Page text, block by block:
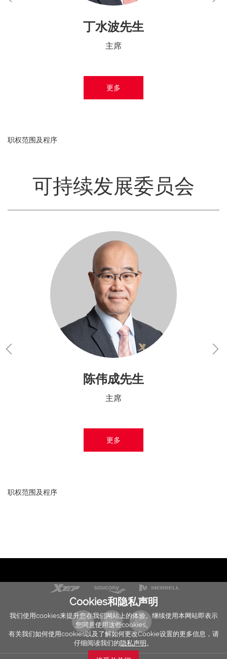
丁水波先生
主席
更多
职权范围及程序
可持续发展委员会
陈伟成先生
主席
更多
职权范围及程序
Cookies和隐私声明
我们使用cookies来提升您在我们网站上的体验。继续使用本网站即表示
您同意使用这些cookies。
有关我们如何使用cookies以及了解如何更改Cookie设置的更多信息，请
仔细阅读我们的隐私声明 。